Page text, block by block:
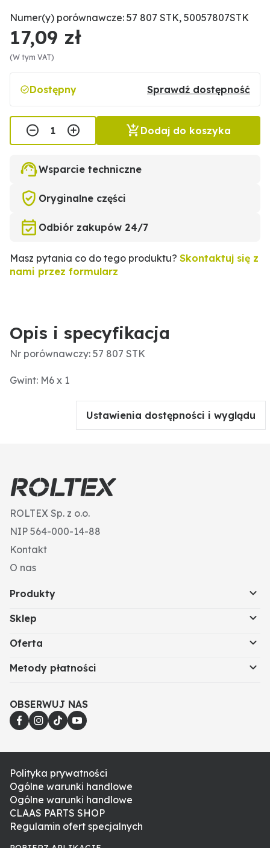
Numer(y) porównawcze: 57 807 STK, 50057807STK
17,09 zł
(W tym VAT)
Dostępny Sprawdź dostępność
Dodaj do koszyka
Wsparcie techniczne
Oryginalne części
Odbiór zakupów 24/7
Masz pytania co do tego produktu? Skontaktuj się z
nami przez formularz
Opis i specyfikacja
Nr porównawczy: 57 807 STK
Gwint: M6 x 1
Ustawienia dostępności i wyglądu
ROLTEX Sp. z o.o.
NIP 564-000-14-88
Kontakt
O nas
Produkty
Sklep
Oferta
Metody płatności
OBSERWUJ NAS
Polityka prywatności
Ogólne warunki handlowe
Ogólne warunki handlowe
CLAAS PARTS SHOP
Regulamin ofert specjalnych